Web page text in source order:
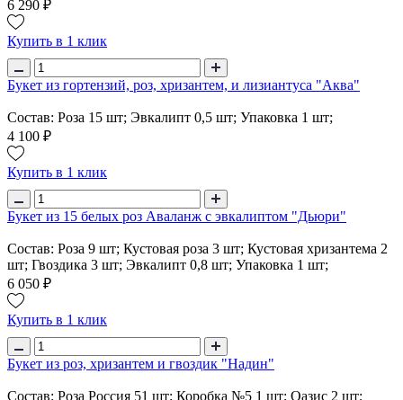
6 290 ₽
Купить в 1 клик
Букет из гортензий, роз, хризантем, и лизиантуса "Аква"
Состав: Роза 15 шт; Эвкалипт 0,5 шт; Упаковка 1 шт;
4 100 ₽
Купить в 1 клик
Букет из 15 белых роз Аваланж с эвкалиптом "Дьюри"
Состав: Роза 9 шт; Кустовая роза 3 шт; Кустовая хризантема 2
шт; Гвоздика 3 шт; Эвкалипт 0,8 шт; Упаковка 1 шт;
6 050 ₽
Купить в 1 клик
Букет из роз, хризантем и гвоздик "Надин"
Состав: Роза Россия 51 шт; Коробка №5 1 шт; Оазис 2 шт;